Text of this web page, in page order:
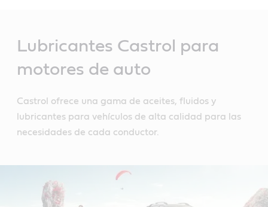
Lubricantes Castrol para
motores de auto
Castrol ofrece una gama de aceites, fluidos y
lubricantes para vehículos de alta calidad para las
necesidades de cada conductor.